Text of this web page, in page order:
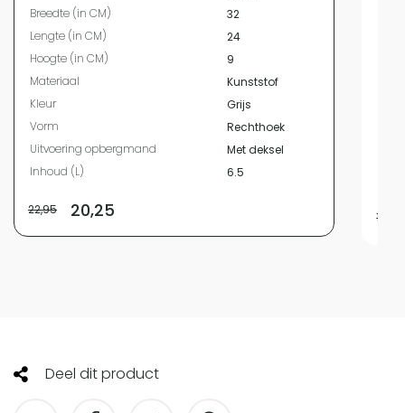
Breedte (in CM)
32
Lengte (in CM)
24
Hoogte (in CM)
9
Materiaal
Kunststof
Kleur
Grijs
Vorm
Rechthoek
Uitvoering opbergmand
Met deksel
Inhoud (L)
6.5
22,95 20,25 19,95
Deel dit product